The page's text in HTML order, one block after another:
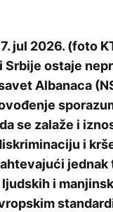
jul 2026. (foto
Srbije ostaje
Albanaca
se zalaže i
i
jednak
i